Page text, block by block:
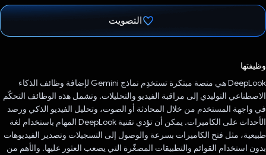
التصويت
وظيفتها
‫DeepLook هي منصة مبتكرة تستخدِم نماذج Gemini لإضافة وظائف الذكاء
الاصطناعي التوليدي إلى مراقبة الفيديو والتحليلات. وتشمل هذه الوظائف التحكّم
في واجهة المستخدم من خلال المحادثة أو الصوت، وتحليل الفيديو الذكي ورصد
الأحداث على الكاميرات. يمكن أن تؤدي تقنية DeepLook المهام باستخدام لغة
طبيعية، مثل فتح الكاميرات بسرعة والوصول إلى التسجيلات وتصدير الفيديوهات
بدون استخدام القوائم والتطبيقات المصغّرة التي يصعب العثور عليها. والأهم من